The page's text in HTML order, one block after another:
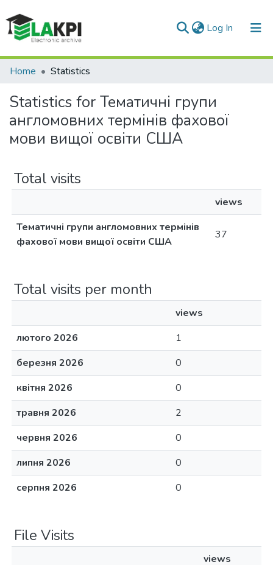
Log In (current)
Communities & Collections
All of DSpace
Home Statistics
Statistics for Тематичні групи
англомовних термінів фахової
мови вищої освіти США
Total visits
views
Тематичні групи англомовних термінів
фахової мови вищої освіти США
37
Total visits per month
views
лютого 2026
1
березня 2026
0
квітня 2026
0
травня 2026
2
червня 2026
0
липня 2026
0
серпня 2026
0
File Visits
views